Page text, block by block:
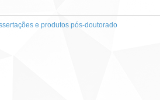
e produtos pós-doutorado